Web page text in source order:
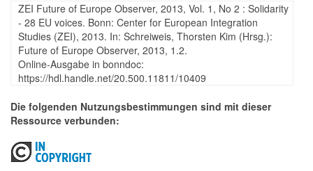
ZEI Future of Europe Observer, 2013, Vol. 1, No 2 : Solidarity
- 28 EU voices. Bonn: Center for European Integration
Studies (ZEI), 2013. In: Schreiweis, Thorsten Kim (Hrsg.):
Future of Europe Observer, 2013, 1.2.
Online-Ausgabe in bonndoc:
https://hdl.handle.net/20.500.11811/10409
Die folgenden Nutzungsbestimmungen sind mit dieser
Ressource verbunden: